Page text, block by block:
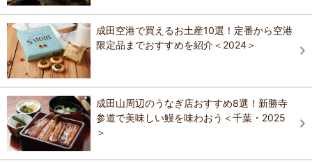
成田空港で買えるお土産10選！定番から空港
限定品までおすすめを紹介＜2024＞
成田山周辺のうなぎ店おすすめ8選！新勝寺
参道で美味しい鰻を味わおう＜千葉・2025
＞